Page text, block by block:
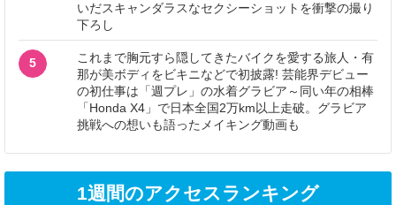
いだスキャンダラスなセクシーショットを衝撃の撮り
下ろし
5
これまで胸元すら隠してきたバイクを愛する旅人・有
那が美ボディをビキニなどで初披露! 芸能界デビュー
の初仕事は「週プレ」の水着グラビア～同い年の相棒
「Honda X4」で日本全国2万km以上走破。グラビア
挑戦への想いも語ったメイキング動画も
1週間のアクセスランキング